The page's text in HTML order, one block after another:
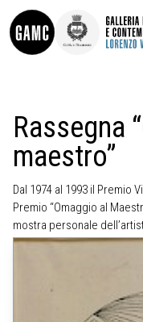
INFO
CONTATTI
DIDATTICA
SHOP
LE COLLEZIONI
GLI AUTORI
LORENZO VIANI
Rassegna
maestro”
Dal 1974 al 1993 il Premio
Premio “Omaggio al
mostra personale